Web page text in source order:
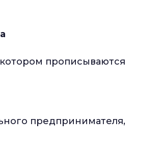
прописываются
предпринимателя,